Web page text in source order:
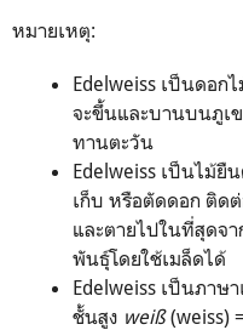
หมายเหตุ:
Edelweiss เป็นดอก
จะขึ้นและบานบนภูเ
ทานตะวัน
Edelweiss เป็นไม้ยื
เก็บ หรือตัดดอก ติด
และตายไปในที่สุดจา
พันธุ์โดยใช้เมล็ดได้
Edelweiss เป็นภาษ
ชั้นสูง weiß(weiss)